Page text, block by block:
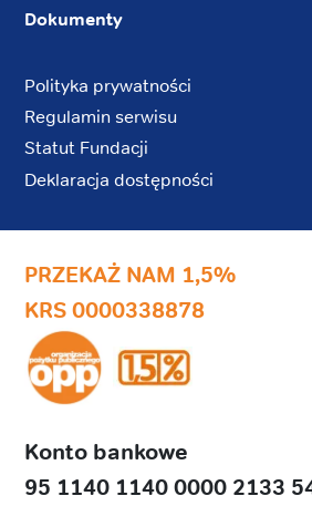
Dokumenty
Polityka prywatności
Regulamin serwisu
Statut Fundacji
Deklaracja dostępności
PRZEKAŻ NAM 1,5%
KRS 0000338878
Konto bankowe
95 1140 1140 0000 2133